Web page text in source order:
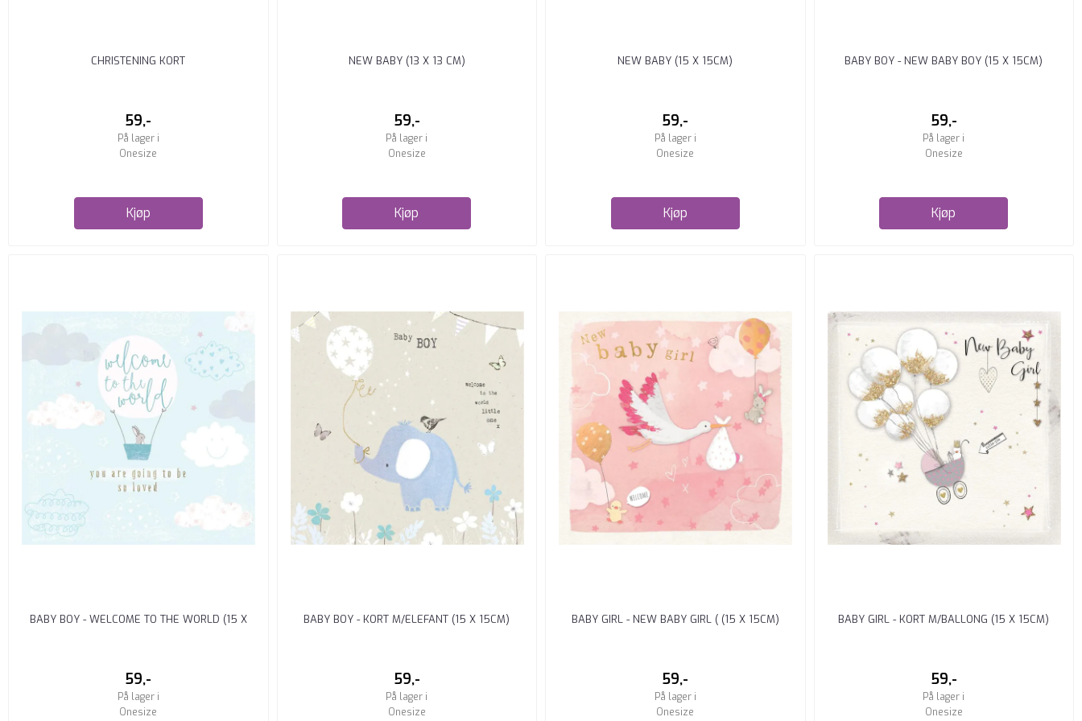
CHRISTENING KORT
59,-
På lager i
Onesize
Kjøp
NEW BABY (13 X 13 CM)
59,-
På lager i
Onesize
Kjøp
NEW BABY (15 X 15CM)
59,-
På lager i
Onesize
Kjøp
BABY BOY - NEW BABY BOY (15 X 15CM)
59,-
På lager i
Onesize
Kjøp
BABY BOY - WELCOME TO THE WORLD (15 X
59,-
På lager i
Onesize
BABY BOY - KORT M/ELEFANT (15 X 15CM)
59,-
På lager i
Onesize
BABY GIRL - NEW BABY GIRL ( (15 X 15CM)
59,-
På lager i
Onesize
BABY GIRL - KORT M/BALLONG (15 X 15CM)
59,-
På lager i
Onesize